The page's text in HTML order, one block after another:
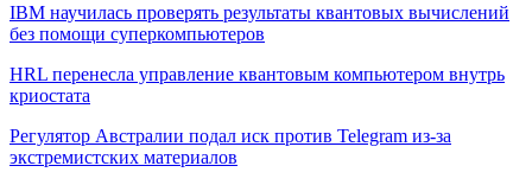
IBM научилась проверять результаты квантовых вычислений
без помощи суперкомпьютеров
HRL перенесла управление квантовым компьютером внутрь
криостата
Регулятор Австралии подал иск против Telegram из-за
экстремистских материалов